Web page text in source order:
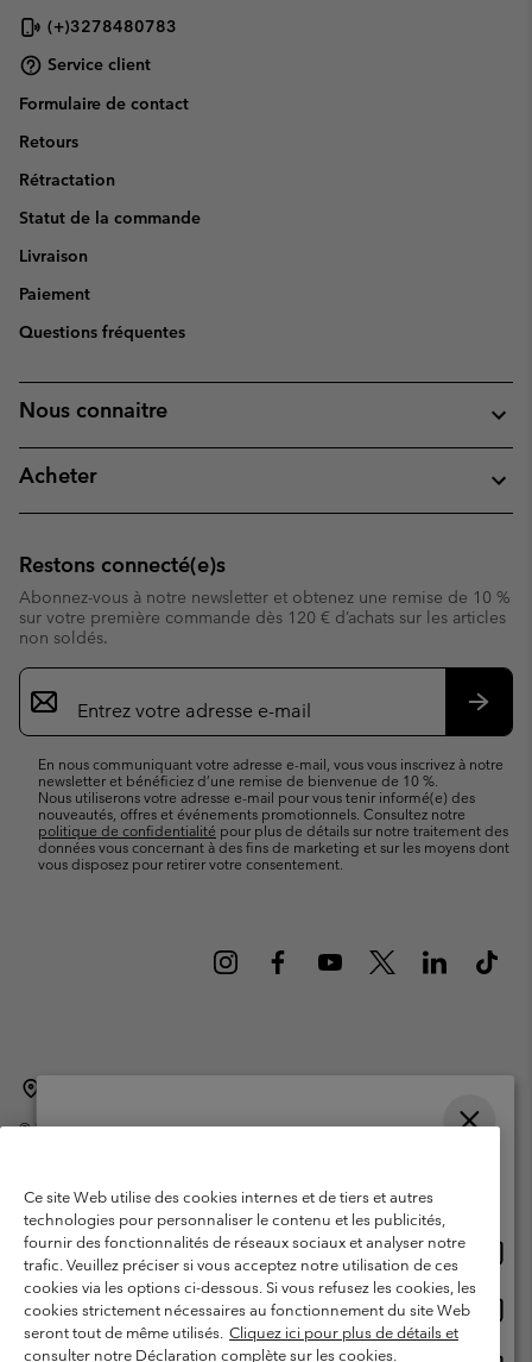
(+)3278480783
Service client
Formulaire de contact
Retours
Rétractation
Statut de la commande
Livraison
Paiement
Questions fréquentes
Nous connaitre
Acheter
Restons connecté(e)s
Abonnez-vous à notre newsletter et obtenez une remise de 10 %
sur votre première commande dès 120 € d’achats sur les articles
non soldés.
Inscription
par
e-
En nous communiquant votre adresse e-mail, vous vous inscrivez à notre
newsletter et bénéficiez d’une remise de bienvenue de 10 %.
Nous utiliserons votre adresse e-mail pour vous tenir informé(e) des
nouveautés, offres et événements promotionnels. Consultez notre
politique de confidentialité pour plus de détails sur notre traitement des
données vous concernant à des fins de marketing et sur les moyens dont
vous disposez pour retirer votre consentement.
©2026Columbia Sportswear International Sarl. Avenue des Morgines, 12
Garanties Légales
Politique de confidentialité
Conditions d'utilisation - Membres
Conditions D'utilisation - Contenu généré par l'utilisateur
Impressum
Cookies
Ce site Web utilise des cookies internes et de tiers et autres
technologies pour personnaliser le contenu et les publicités,
fournir des fonctionnalités de réseaux sociaux et analyser notre
trafic. Veuillez préciser si vous acceptez notre utilisation de ces
cookies via les options ci-dessous. Si vous refusez les cookies, les
cookies strictement nécessaires au fonctionnement du site Web
seront tout de même utilisés. Cliquez ici pour plus de détails et
consulter notre Déclaration complète sur les cookies.
Achats en ligne disponibles
United States
ligne
Belgium-English
ligne